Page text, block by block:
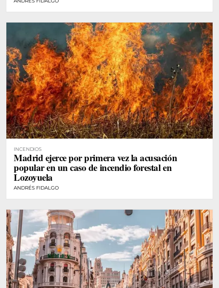
INCENDIOS
Madrid ejerce por primera vez la acusación
popular en un caso de incendio forestal en
Lozoyuela
ANDRÉS FIDALGO